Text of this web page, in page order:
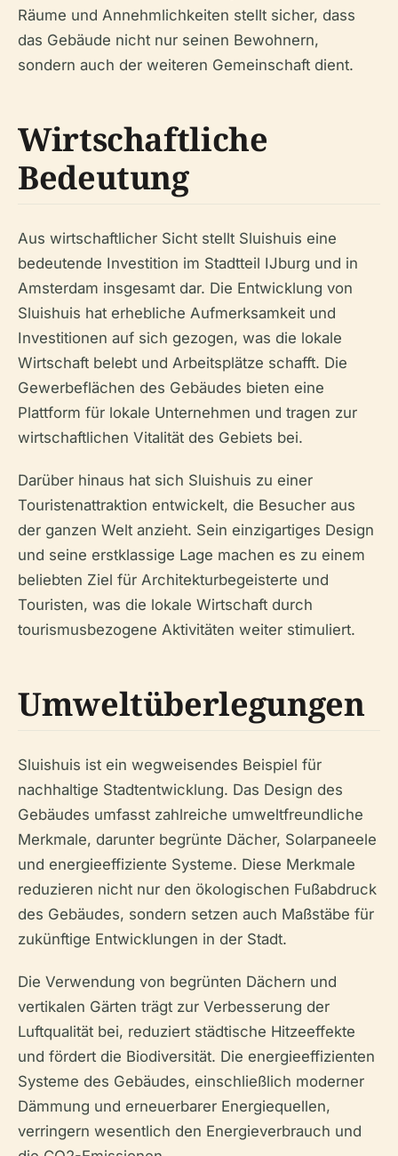
Räume und Annehmlichkeiten stellt sicher, dass
das Gebäude nicht nur seinen Bewohnern,
sondern auch der weiteren Gemeinschaft dient.
Wirtschaftliche
Bedeutung
Aus wirtschaftlicher Sicht stellt Sluishuis eine
bedeutende Investition im Stadtteil IJburg und in
Amsterdam insgesamt dar. Die Entwicklung von
Sluishuis hat erhebliche Aufmerksamkeit und
Investitionen auf sich gezogen, was die lokale
Wirtschaft belebt und Arbeitsplätze schafft. Die
Gewerbeflächen des Gebäudes bieten eine
Plattform für lokale Unternehmen und tragen zur
wirtschaftlichen Vitalität des Gebiets bei.
Darüber hinaus hat sich Sluishuis zu einer
Touristenattraktion entwickelt, die Besucher aus
der ganzen Welt anzieht. Sein einzigartiges Design
und seine erstklassige Lage machen es zu einem
beliebten Ziel für Architekturbegeisterte und
Touristen, was die lokale Wirtschaft durch
tourismusbezogene Aktivitäten weiter stimuliert.
Umweltüberlegungen
Sluishuis ist ein wegweisendes Beispiel für
nachhaltige Stadtentwicklung. Das Design des
Gebäudes umfasst zahlreiche umweltfreundliche
Merkmale, darunter begrünte Dächer, Solarpaneele
und energieeffiziente Systeme. Diese Merkmale
reduzieren nicht nur den ökologischen Fußabdruck
des Gebäudes, sondern setzen auch Maßstäbe für
zukünftige Entwicklungen in der Stadt.
Die Verwendung von begrünten Dächern und
vertikalen Gärten trägt zur Verbesserung der
Luftqualität bei, reduziert städtische Hitzeeffekte
und fördert die Biodiversität. Die energieeffizienten
Systeme des Gebäudes, einschließlich moderner
Dämmung und erneuerbarer Energiequellen,
verringern wesentlich den Energieverbrauch und